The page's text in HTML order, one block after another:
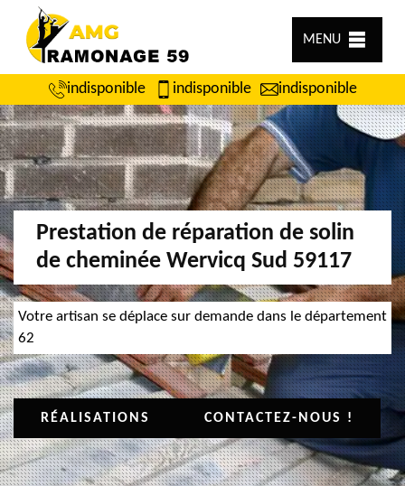
MENU
indisponible indisponible indisponible
Prestation de réparation de solin
de cheminée Wervicq Sud 59117
Votre artisan se déplace sur demande dans le département
62
RÉALISATIONS CONTACTEZ-NOUS !